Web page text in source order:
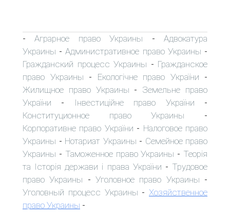
-Аграрное право Украины -Адвокатура
Украины -Административное право Украины -
Гражданский процесс Украины - Гражданское
право Украины - Екологічне право України -
Жилищное право Украины - Земельне право
України - Інвестиційне право України -
Конституционное право Украины -
Корпоративне право України - Налоговое право
Украины - Нотариат Украины - Семейное право
Украины - Таможенное право Украины - Теорія
та Історія держави і права України - Трудовое
право Украины -Уголовное право Украины -
Уголовный процесс Украины - Хозяйственное
право Украины -